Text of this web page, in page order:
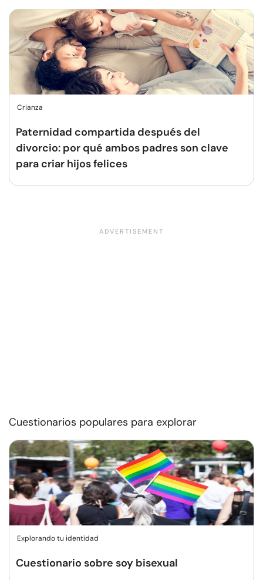
Crianza
Paternidad compartida después del
divorcio: por qué ambos padres son clave
para criar hijos felices
Cuestionarios populares para explorar
Explorando tu identidad
Cuestionario sobre soy bisexual